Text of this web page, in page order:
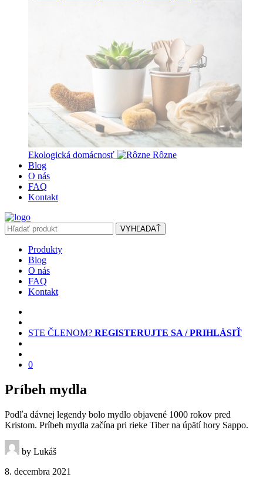
Ekologická domácnosť
Rôzne
Blog
O nás
FAQ
Kontakt
VYHĽADAŤ
Produkty
Blog
O nás
FAQ
Kontakt
STE ČLENOM? REGISTERUJTE SA / PRIHLÁSIŤ
0
Príbeh mydla
Podľa dávnej legendy bolo mydlo objavené 1000 rokov pred
Kristom. Príbeh mydla začína pri rieke Tiber na úpätí hory Sappo.
by Lukáš
8. decembra 2021